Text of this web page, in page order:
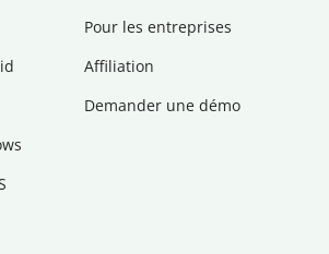
Pour les entreprises
Affiliation
Demander une démo